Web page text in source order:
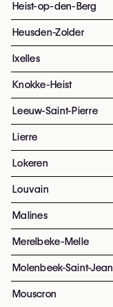
Heist-op-den-Berg
Heusden-Zolder
Ixelles
Knokke-Heist
Leeuw-Saint-Pierre
Lierre
Lokeren
Louvain
Malines
Merelbeke-Melle
Molenbeek-Saint-Jean
Mouscron